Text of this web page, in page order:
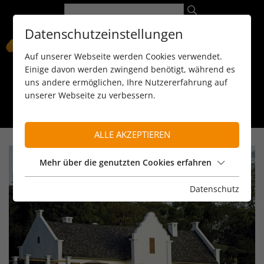
089 / 8 11 90 15
Datenschutzeinstellungen
Auf unserer Webseite werden Cookies verwendet.
Einige davon werden zwingend benötigt, während es
uns andere ermöglichen, Ihre Nutzererfahrung auf
unserer Webseite zu verbessern.
ALLE AKZEPTIEREN
Mehr über die genutzten Cookies erfahren
Datenschutz